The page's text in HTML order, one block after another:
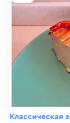
Классическая